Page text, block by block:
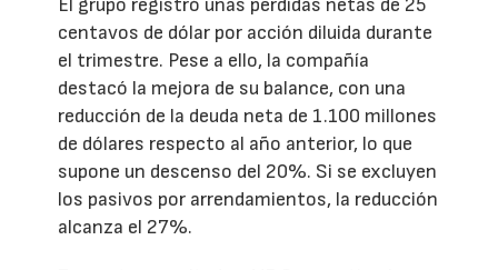
centavos de dólar por acción diluida durante
el trimestre. Pese a ello, la compañía
destacó la mejora de su balance, con una
reducción de la deuda neta de 1.100 millones
de dólares respecto al año anterior, lo que
supone un descenso del 20%. Si se excluyen
los pasivos por arrendamientos, la reducción
alcanza el 27%.